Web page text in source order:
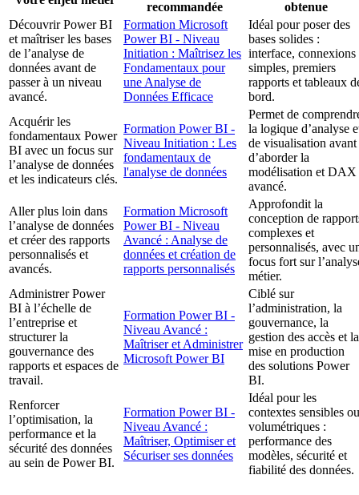
recommandée
obtenue
Découvrir Power BI
et maîtriser les bases
de l’analyse de
données avant de
passer à un niveau
avancé.
Formation Microsoft
Power BI - Niveau
Initiation : Maîtrisez les
Fondamentaux pour
une Analyse de
Données Efficace
Idéal pour poser des
bases solides :
interface, connexions
simples, premiers
rapports et tableaux
bord.
Acquérir les
fondamentaux Power
BI avec un focus sur
l’analyse de données
et les indicateurs clés.
Formation Power BI -
Niveau Initiation : Les
fondamentaux de
l'analyse de données
Permet de
la logique d’analyse
de visualisation avant
d’aborder la
modélisation et DAX
avancé.
Aller plus loin dans
l’analyse de données
et créer des rapports
personnalisés et
avancés.
Formation Microsoft
Power BI - Niveau
Avancé : Analyse de
données et création de
rapports personnalisés
Approfondit la
conception de
complexes et
personnalisés, avec
focus fort sur
métier.
Administrer Power
BI à l’échelle de
l’entreprise et
structurer la
gouvernance des
rapports et espaces de
travail.
Formation Power BI -
Niveau Avancé :
Maîtriser et Administrer
Microsoft Power BI
Ciblé sur
l’administration, la
gouvernance, la
gestion des accès et la
mise en production
des solutions Power
BI.
Renforcer
l’optimisation, la
performance et la
sécurité des données
au sein de Power BI.
Formation Power BI -
Niveau Avancé :
Maîtriser, Optimiser et
Sécuriser ses données
Idéal pour les
contextes sensibles ou
volumétriques :
performance des
modèles, sécurité et
fiabilité des données.